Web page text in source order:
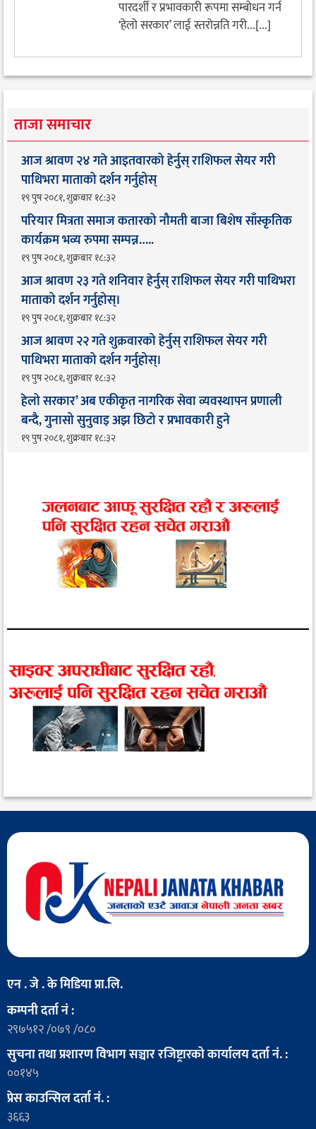
पारदर्शी र प्रभावकारी रूपमा सम्बोधन गर्न
‘हेलो सरकार’ लाई स्तरोन्नति गरी...[...]
ताजा समाचार
आज श्रावण २४ गते आइतवारको हेर्नुस् राशिफल सेयर गरी
पाथिभरा माताको दर्शन गर्नुहोस्
१९ पुष २०८१, शुक्रबार १८:३२
परियार मित्रता समाज कतारको नौमती बाजा बिशेष साँस्कृतिक
कार्यक्रम भव्य रुपमा सम्पन्न…..
१९ पुष २०८१, शुक्रबार १८:३२
आज श्रावण २३ गते शनिवार हेर्नुस् राशिफल सेयर गरी पाथिभरा
माताको दर्शन गर्नुहोस्।
१९ पुष २०८१, शुक्रबार १८:३२
आज श्रावण २२ गते शुक्रवारको हेर्नुस् राशिफल सेयर गरी
पाथिभरा माताको दर्शन गर्नुहोस्।
१९ पुष २०८१, शुक्रबार १८:३२
हेलो सरकार’ अब एकीकृत नागरिक सेवा व्यवस्थापन प्रणाली
बन्दै, गुनासो सुनुवाइ अझ छिटो र प्रभावकारी हुने
१९ पुष २०८१, शुक्रबार १८:३२
एन . जे . के मिडिया प्रा.लि.
कम्पनी दर्ता नं :
२९७५१२ /०७९ /०८०
सुचना तथा प्रशारण विभाग सञ्चार रजिष्ट्रारको कार्यालय दर्ता नं. :
००१४५
प्रेस काउन्सिल दर्ता नं. :
३६६३